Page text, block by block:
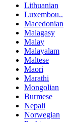
Lithuanian
Luxembou..
Macedonian
Malagasy
Malay
Malayalam
Maltese
Maori
Marathi
Mongolian
Burmese
Nepali
Norwegian